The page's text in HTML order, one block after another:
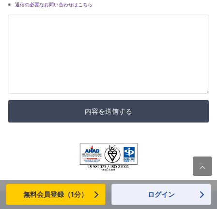
返信の必要なお問い合わせはこちら
内容を送信する

無料会員登録（1分） ログイン